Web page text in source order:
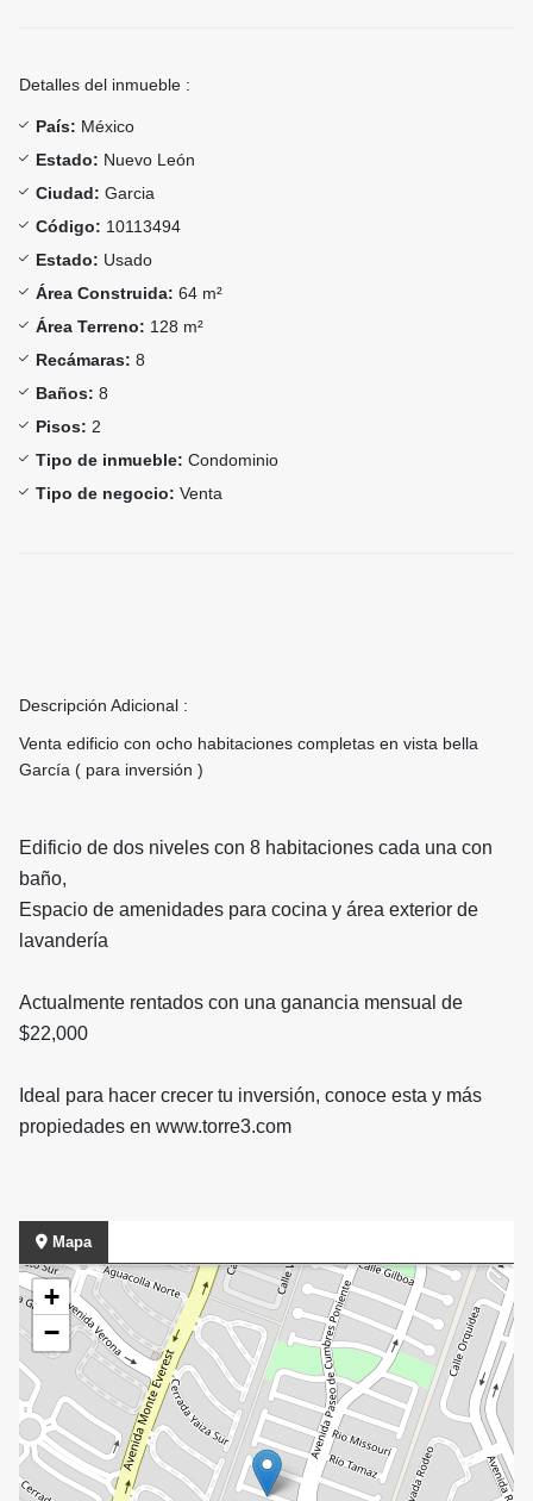
Detalles del inmueble :
País: México
Estado: Nuevo León
Ciudad: Garcia
Código: 10113494
Estado: Usado
Área Construida: 64 m²
Área Terreno: 128 m²
Recámaras: 8
Baños: 8
Pisos: 2
Tipo de inmueble: Condominio
Tipo de negocio: Venta
Descripción Adicional :
Venta edificio con ocho habitaciones completas en vista bella
García ( para inversión )
Edificio de dos niveles con 8 habitaciones cada una con
baño,
Espacio de amenidades para cocina y área exterior de
lavandería
Actualmente rentados con una ganancia mensual de
$22,000
Ideal para hacer crecer tu inversión, conoce esta y más
propiedades en www.torre3.com
Mapa
+
−